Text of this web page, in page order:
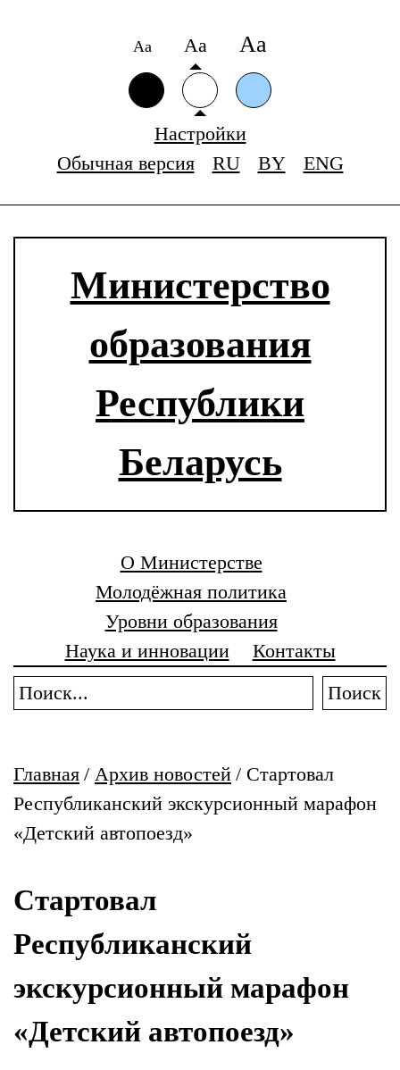
Аа Аа Аа
Настройки
Обычная версия
RU BY ENG
Министерство
образования
Республики
Беларусь
О Министерстве
Молодёжная политика
Уровни образования
Наука и инновации
Контакты
Поиск
Главная / Архив новостей / Стартовал
Республиканский экскурсионный марафон
«Детский автопоезд»
Стартовал
Республиканский
экскурсионный марафон
«Детский автопоезд»